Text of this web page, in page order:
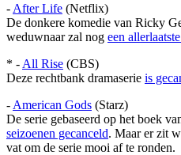
- After Life (Netflix)
De donkere komedie van Ricky
weduwnaar zal nog een
* - All Rise (CBS)
Deze rechtbank dramaserie is
- American Gods (Starz)
De serie gebaseerd op het boek
seizoenen gecanceld. Maar er zit
vat om de serie mooi af te ronden.